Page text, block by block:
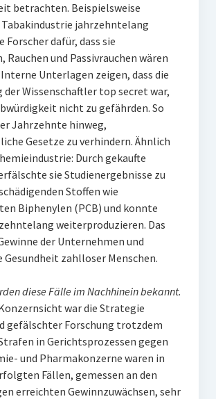
betrachten. Beispielsweise
jahrzehntelang
dafür, dass sie
Rauchen und Passivrauchen wären
Unterlagen zeigen, dass die
der Wissenschaftler top secret war,
nicht zu gefährden. So
Jahrzehnte hinweg,
Gesetze zu verhindern. Ähnlich
Durch gekaufte
sie Studienergebnisse zu
Stoffen wie
Biphenylen (PCB) und konnte
weiterproduzieren. Das
der Unternehmen und
Gesundheit zahlloser Menschen.
diese Fälle im Nachhinein bekannt.
war die Strategie
gefälschter Forschung trotzdem
in Gerichtsprozessen gegen
und Pharmakonzerne waren in
Fällen, gemessen an den
erreichten Gewinnzuwächsen, sehr